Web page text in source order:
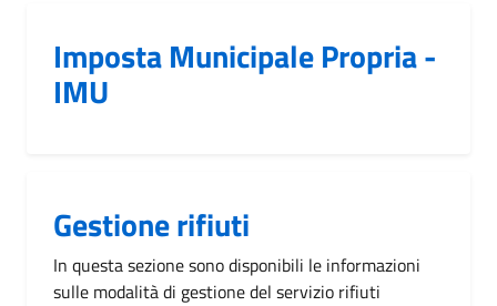
Imposta Municipale Propria -
IMU
Gestione rifiuti
In questa sezione sono disponibili le informazioni
sulle modalità di gestione del servizio rifiuti